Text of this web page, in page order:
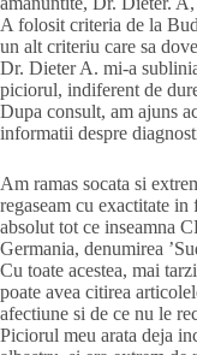
A folosit criteria de la
un alt criteriu care sa
Dr. Dieter A. mi-a
piciorul, indiferent de
Dupa consult, am ajuns
informatii despre
Am ramas socata si
regaseam cu exactitate
absolut tot ce inseamna
Germania, denumirea
Cu toate acestea, mai
poate avea citirea
afectiune si de ce nu le
Piciorul meu arata deja